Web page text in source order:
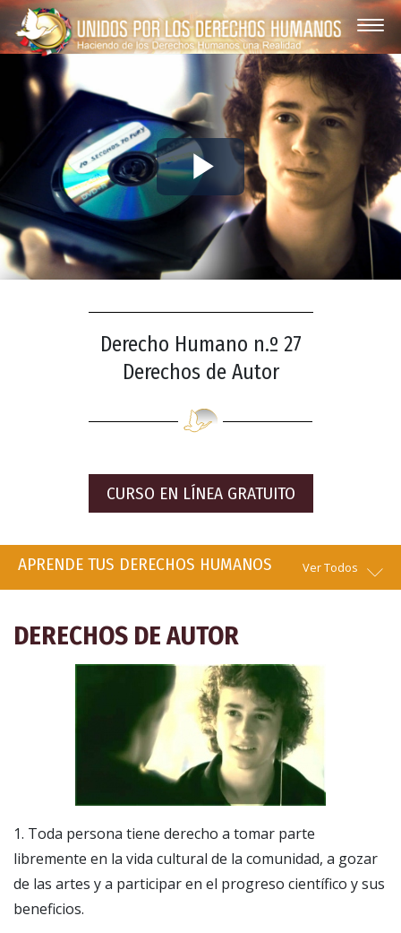
Play
Video
Derecho Humano n.º 27
Derechos de Autor
CURSO EN LÍNEA GRATUITO
APRENDE TUS DERECHOS HUMANOS Ver Todos
DERECHOS DE AUTOR
1. Toda persona tiene derecho a tomar parte
libremente en la vida cultural de la comunidad, a gozar
de las artes y a participar en el progreso científico y sus
beneficios.